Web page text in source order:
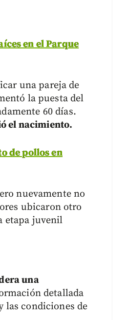
en el Parque
una pareja de
la puesta del
60 días.
el nacimiento.
de pollos en
nuevamente no
ubicaron otro
etapa juvenil
una
detallada
las condiciones de